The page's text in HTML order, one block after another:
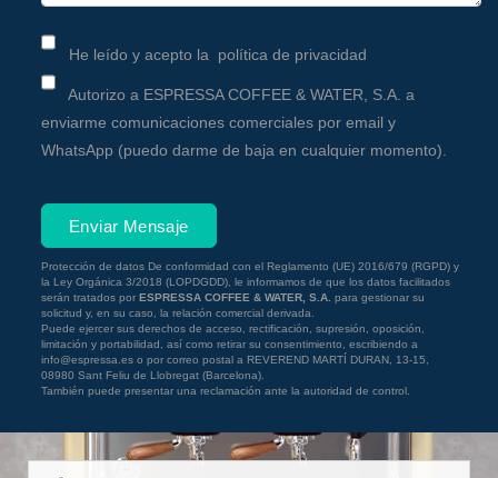
He leído y acepto la política de privacidad
Autorizo a ESPRESSA COFFEE & WATER, S.A. a
enviarme comunicaciones comerciales por email y
WhatsApp (puedo darme de baja en cualquier momento).
Enviar Mensaje
Protección de datos De conformidad con el Reglamento (UE) 2016/679 (RGPD) y
la Ley Orgánica 3/2018 (LOPDGDD), le informamos de que los datos facilitados
serán tratados por ESPRESSA COFFEE & WATER, S.A. para gestionar su
solicitud y, en su caso, la relación comercial derivada.
Puede ejercer sus derechos de acceso, rectificación, supresión, oposición,
limitación y portabilidad, así como retirar su consentimiento, escribiendo a
info@espressa.es o por correo postal a REVEREND MARTÍ DURAN, 13-15,
08980 Sant Feliu de Llobregat (Barcelona).
También puede presentar una reclamación ante la autoridad de control.